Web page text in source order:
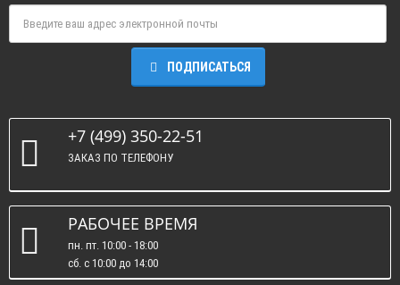
ПОДПИСАТЬСЯ
+7 (499) 350-22-51
ЗАКАЗ ПО ТЕЛЕФОНУ
РАБОЧЕЕ ВРЕМЯ
пн. пт. 10:00 - 18:00
сб. c 10:00 до 14:00
вс. : выходные.